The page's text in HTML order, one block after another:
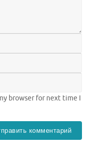
browser for next time I